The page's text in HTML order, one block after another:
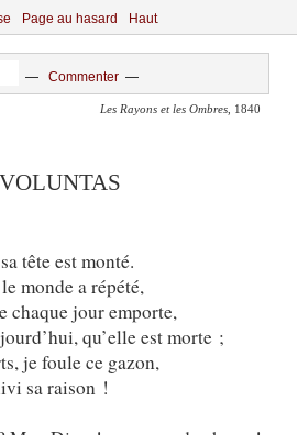
Page au hasard Haut
— Commenter—
Les Rayons et les Ombres , 1840
tête est monté.
monde a répété,
chaque jour emporte,
qu’elle est morte ;
je foule ce gazon,
sa raison !